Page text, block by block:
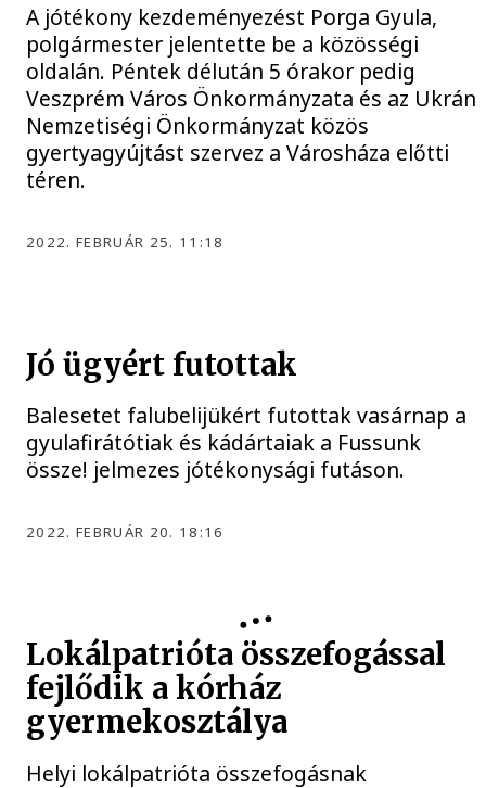
A jótékony kezdeményezést Porga Gyula,
polgármester jelentette be a közösségi
oldalán. Péntek délután 5 órakor pedig
Veszprém Város Önkormányzata és az Ukrán
Nemzetiségi Önkormányzat közös
gyertyagyújtást szervez a Városháza előtti
téren.
2022. FEBRUÁR 25. 11:18
Jó ügyért futottak
Balesetet falubelijükért futottak vasárnap a
gyulafirátótiak és kádártaiak a Fussunk
össze! jelmezes jótékonysági futáson.
2022. FEBRUÁR 20. 18:16
Lokálpatrióta összefogással
fejlődik a kórház
gyermekosztálya
Helyi lokálpatrióta összefogásnak